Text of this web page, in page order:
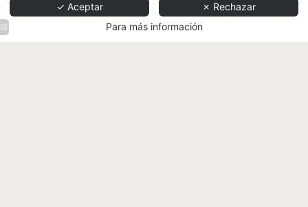
✓ Aceptar
✗ Rechazar
Para más información